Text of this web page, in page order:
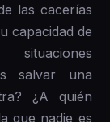
las cacerías
capacidad de
salvar una
¿A quién
que nadie es